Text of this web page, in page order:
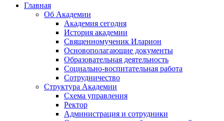
Главная
Об Академии
Академия сегодня
История академии
Священномученик Иларион
Основополагающие документы
Образовательная деятельность
Социально-воспитательная работа
Сотрудничество
Структура Академии
Схема управления
Ректор
Администрация и сотрудники